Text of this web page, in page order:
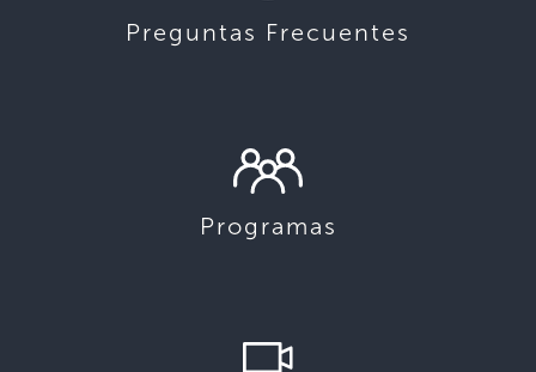
Preguntas Frecuentes
Programas